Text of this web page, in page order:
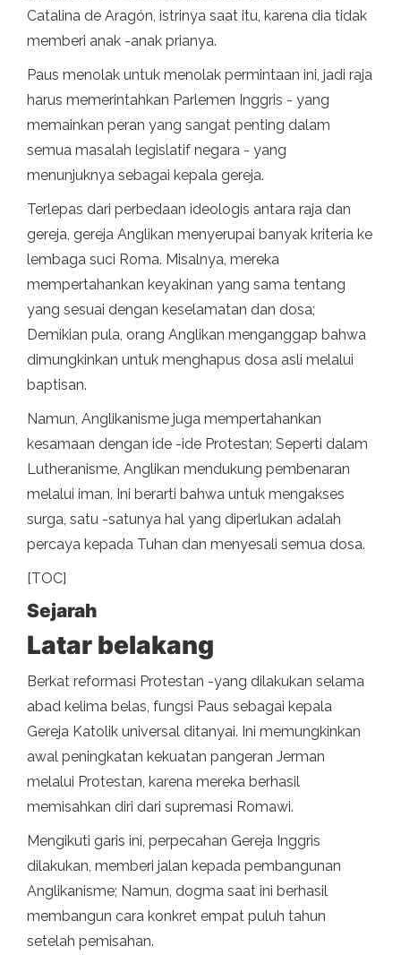
Catalina de Aragón, istrinya saat itu, karena dia tidak
memberi anak -anak prianya.
Paus menolak untuk menolak permintaan ini, jadi raja
harus memerintahkan Parlemen Inggris - yang
memainkan peran yang sangat penting dalam
semua masalah legislatif negara - yang
menunjuknya sebagai kepala gereja.
Terlepas dari perbedaan ideologis antara raja dan
gereja, gereja Anglikan menyerupai banyak kriteria ke
lembaga suci Roma. Misalnya, mereka
mempertahankan keyakinan yang sama tentang
yang sesuai dengan keselamatan dan dosa;
Demikian pula, orang Anglikan menganggap bahwa
dimungkinkan untuk menghapus dosa asli melalui
baptisan.
Namun, Anglikanisme juga mempertahankan
kesamaan dengan ide -ide Protestan; Seperti dalam
Lutheranisme, Anglikan mendukung pembenaran
melalui iman. Ini berarti bahwa untuk mengakses
surga, satu -satunya hal yang diperlukan adalah
percaya kepada Tuhan dan menyesali semua dosa.
[TOC]
Sejarah
Latar belakang
Berkat reformasi Protestan -yang dilakukan selama
abad kelima belas, fungsi Paus sebagai kepala
Gereja Katolik universal ditanyai. Ini memungkinkan
awal peningkatan kekuatan pangeran Jerman
melalui Protestan, karena mereka berhasil
memisahkan diri dari supremasi Romawi.
Mengikuti garis ini, perpecahan Gereja Inggris
dilakukan, memberi jalan kepada pembangunan
Anglikanisme; Namun, dogma saat ini berhasil
membangun cara konkret empat puluh tahun
setelah pemisahan.